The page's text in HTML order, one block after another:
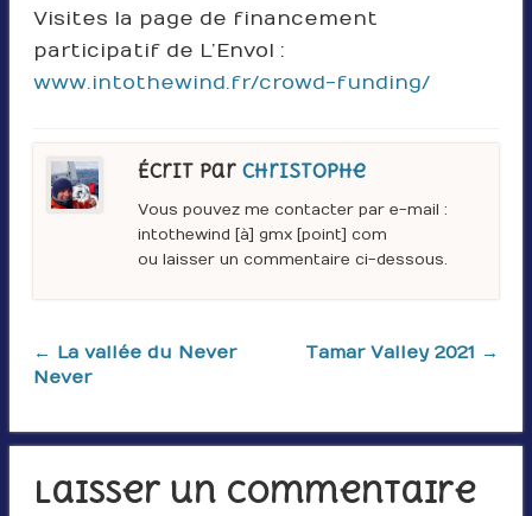
Visites la page de financement
participatif de L’Envol :
www.intothewind.fr/crowd-funding/
Écrit par Christophe
Vous pouvez me contacter par e-mail :
intothewind [à] gmx [point] com
ou laisser un commentaire ci-dessous.
← La vallée du Never
Never
Tamar Valley 2021 →
Laisser un commentaire